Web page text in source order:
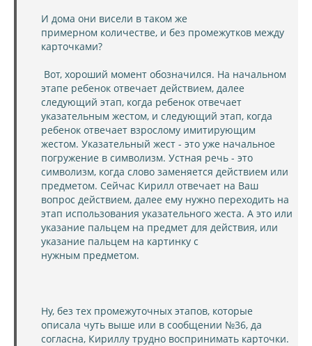
И дома они висели в таком же
примерном количестве, и без промежутков между
карточками?
Вот, хороший момент обозначился. На начальном
этапе ребенок отвечает действием, далее
следующий этап, когда ребенок отвечает
указательным жестом, и следующий этап, когда
ребенок отвечает взрослому имитирующим
жестом. Указательный жест - это уже начальное
погружение в символизм. Устная речь - это
символизм, когда слово заменяется действием или
предметом. Сейчас Кирилл отвечает на Ваш
вопрос действием, далее ему нужно переходить на
этап использования указательного жеста. А это или
указание пальцем на предмет для действия, или
указание пальцем на картинку с
нужным предметом.
Ну, без тех промежуточных этапов, которые
описала чуть выше или в сообщении №36, да
согласна, Кириллу трудно воспринимать карточки.